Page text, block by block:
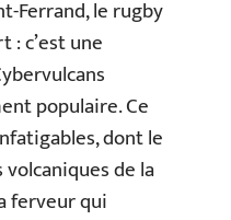
Ferrand, le rugby
: c’est une
populaire. Ce
dont le
de la
ferveur qui